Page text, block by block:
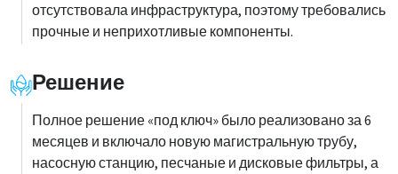
отсутствовала инфраструктура, поэтому требовались
прочные и неприхотливые компоненты.
Решение
Полное решение «под ключ» было реализовано за 6
месяцев и включало новую магистральную трубу,
насосную станцию, песчаные и дисковые фильтры, а